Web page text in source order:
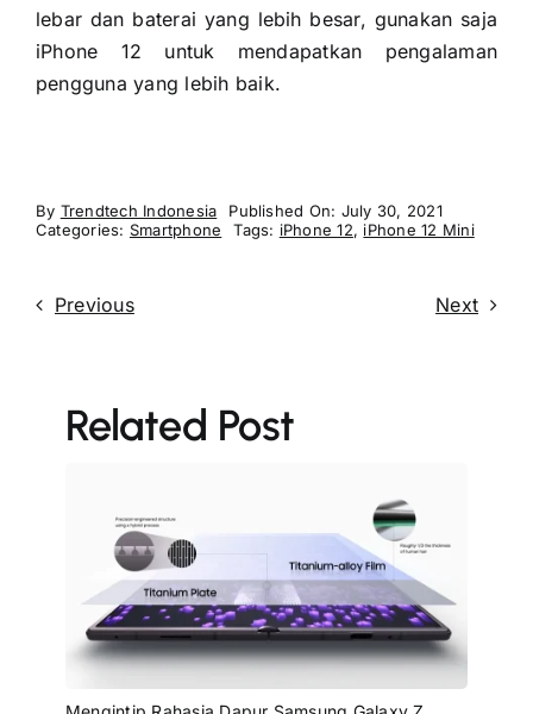
lebar dan baterai yang lebih besar, gunakan saja
iPhone 12 untuk mendapatkan pengalaman
pengguna yang lebih baik.
By Trendtech Indonesia
Published On: July 30, 2021
Categories: Smartphone Tags: iPhone 12, iPhone 12 Mini
Previous Next
Related Post